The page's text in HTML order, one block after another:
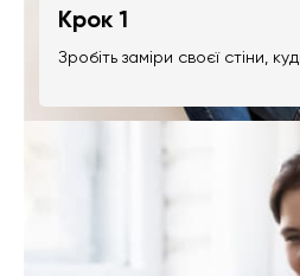
Крок 1
Зробіть заміри своєї стіни,